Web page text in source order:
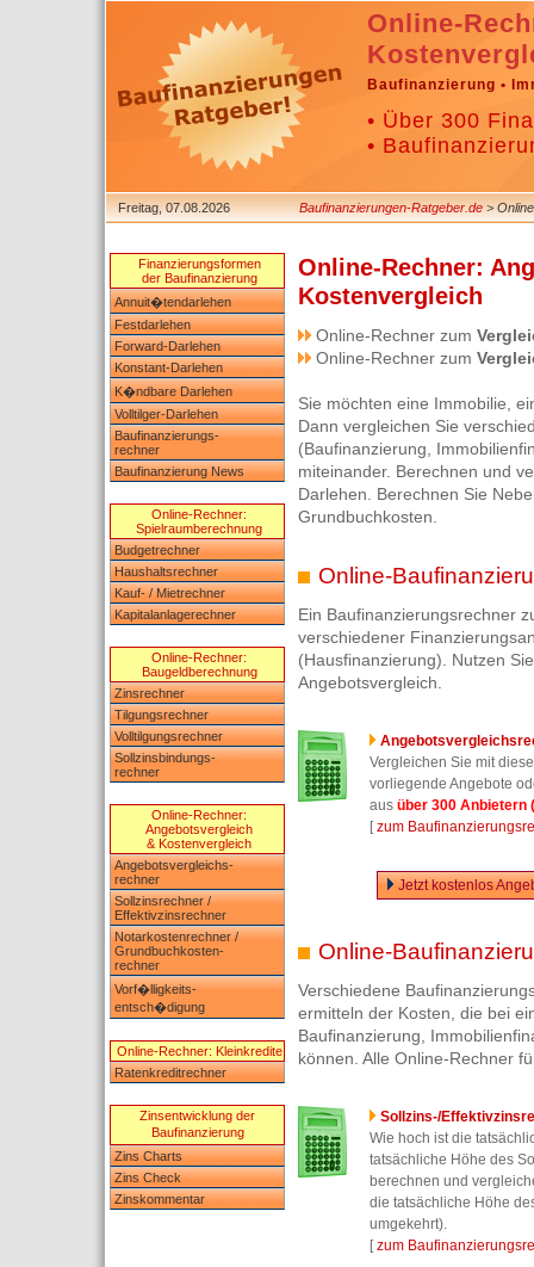
Online-
Baufinanzierung •
• Über 300
•
Freitag, 07.08.2026 Baufinanzierungen-Ratgeber.de>
Finanzierungsformen
der Baufinanzierung
Annuit�tendarlehen
Festdarlehen
Forward-Darlehen
Konstant-Darlehen
K�ndbare Darlehen
Volltilger-Darlehen
Baufinanzierungs-
rechner
Baufinanzierung News
Online-Rechner:
Spielraumberechnung
Budgetrechner
Haushaltsrechner
Kauf- / Mietrechner
Kapitalanlagerechner
Online-Rechner:
Baugeldberechnung
Zinsrechner
Tilgungsrechner
Volltilgungsrechner
Sollzinsbindungs-
rechner
Online-Rechner:
Angebotsvergleich
& Kostenvergleich
Angebotsvergleichs-
rechner
Sollzinsrechner /
Effektivzinsrechner
Notarkostenrechner /
Grundbuchkosten-
rechner
Vorf�lligkeits-
entsch�digung
Online-Rechner: Kleinkredite
Ratenkreditrechner
Zinsentwicklung der
Baufinanzierung
Zins Charts
Zins Check
Zinskommentar
Online-Rechner:
Kostenvergleich
Online-Rechner zum
Online-Rechner zum
Sie möchten eine Immobilie,
Dann vergleichen Sie
(Baufinanzierung,
miteinander. Berechnen und
Darlehen. Berechnen Sie
Grundbuchkosten.
Online-
Ein Baufinanzierungsrechner
verschiedener
(Hausfinanzierung). Nutzen
Angebotsvergleich.
Vergleichen Sie mit
vorliegende Angebote
aus über 300 Anbietern
[zum
Jetzt kostenlos
Online-
Verschiedene
ermitteln der Kosten, die bei
Baufinanzierung,
können. Alle Online-Rechner
Sollzins-/
Wie hoch ist die
tatsächliche Höhe des
berechnen und
die tatsächliche Höhe
umgekehrt).
[zum